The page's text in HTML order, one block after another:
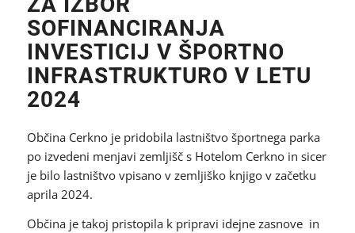
SOFINANCIRANJA
INVESTICIJ V ŠPORTNO
INFRASTRUKTURO V LETU
2024
Občina Cerkno je pridobila lastništvo športnega parka
po izvedeni menjavi zemljišč s Hotelom Cerkno in sicer
je bilo lastništvo vpisano v zemljiško knjigo v začetku
aprila 2024.
Občina je takoj pristopila k pripravi idejne zasnove in